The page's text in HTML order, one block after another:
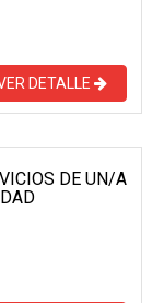
DETALLE
DE UN/A